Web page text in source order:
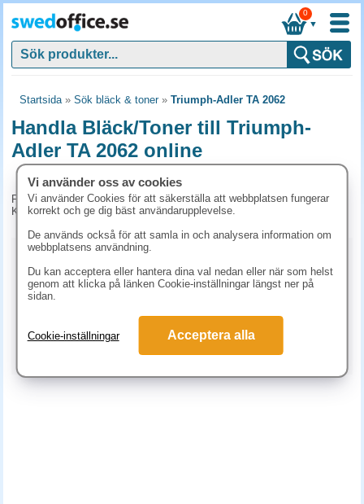
▼
0
Startsida» Sök bläck & toner» Triumph-Adler TA 2062
Handla Bläck/Toner till Triumph-
Adler TA 2062 online
För tillfället har vi inga produkter kopplade till denna maskin.
Kontakta kundtjänst på tel. 08-24 50 55 för mer information.
Vitt papper Färgat papper Premiumpapper
Laserark och BG-talonger
Vi använder oss av cookies
Vi använder Cookies för att säkerställa att webbplatsen fungerar
korrekt och ge dig bäst användarupplevelse.
De används också för att samla in och analysera information om
webbplatsens användning.
Du kan acceptera eller hantera dina val nedan eller när som helst
genom att klicka på länken Cookie-inställningar längst ner på
sidan.
Cookie-inställningar Acceptera alla